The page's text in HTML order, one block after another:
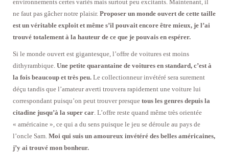
environnements certes variés mais surtout peu excitants. Maintenant, il
ne faut pas gâcher notre plaisir. Proposer un monde ouvert de cette taille
est un véritable exploit et même s’il pouvait encore être mieux, je l’ai
trouvé totalement à la hauteur de ce que je pouvais en espérer.
Si le monde ouvert est gigantesque, l’offre de voitures est moins
dithyrambique. Une petite quarantaine de voitures en standard, c’est à
la fois beaucoup et très peu. Le collectionneur invétéré sera surement
déçu tandis que l’amateur averti trouvera rapidement une voiture lui
correspondant puisqu’on peut trouver presque tous les genres depuis la
citadine jusqu’à la super car. L’offre reste quand même très orientée
« américaine », ce qui a du sens puisque le jeu se déroule au pays de
l’oncle Sam. Moi qui suis un amoureux invétéré des belles américaines,
j’y ai trouvé mon bonheur.